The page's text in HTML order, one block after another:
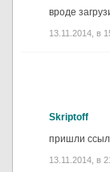
вроде
13.11.2014, в
Skriptoff
пришли
13.11.2014, в